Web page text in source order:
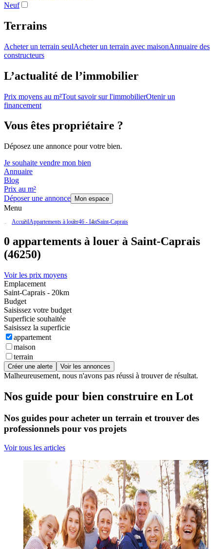
Neuf
Terrains
Acheter un terrain seulAcheter un terrain avec maisonAnnuaire des
constructeurs
L’actualité de l’immobilier
Prix moyens au m²Tout savoir sur l'immobilierOtenir un
financement
Vous êtes propriétaire ?
Déposez une annonce pour votre bien.
Je souhaite vendre mon bien
Annuaire
Blog
Prix au m²
Déposer une annonce
Mon espace
Menu
AccueilAppartements à louer46 - LotSaint-Caprais
0 appartements à louer à Saint-Caprais
(46250)
Voir les prix moyens
Emplacement
Saint-Caprais - 20km
Budget
Saisissez votre budget
Superficie souhaitée
Saisissez la superficie
appartement
maison
terrain
Créer une alerte Voir les annonces
Malheureusement, nous n'avons pas réussi à trouver de résultat.
Nos guide pour bien construire en Lot
Nos guides pour acheter un terrain et trouver des
professionnels pour vos projets
Voir tous les articles